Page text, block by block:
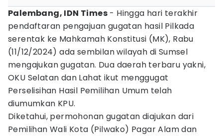
Palembang, IDN Times - Hingga hari terakhir
pendaftaran pengajuan gugatan hasil Pilkada
serentak ke Mahkamah Konstitusi (MK), Rabu
(11/12/2024) ada sembilan wilayah di Sumsel
mengajukan gugatan. Dua daerah terbaru yakni,
OKU Selatan dan Lahat ikut menggugat
Perselisihan Hasil Pemilihan Umum telah
diumumkan KPU.
Diketahui, permohonan gugatan diajukan dari
Pemilihan Wali Kota (Pilwako) Pagar Alam dan